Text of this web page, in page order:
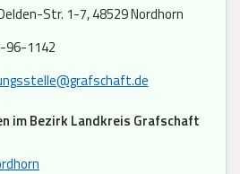
Str. 1-7, 48529 Nordhorn
96-1142
im Bezirk Landkreis Grafschaft